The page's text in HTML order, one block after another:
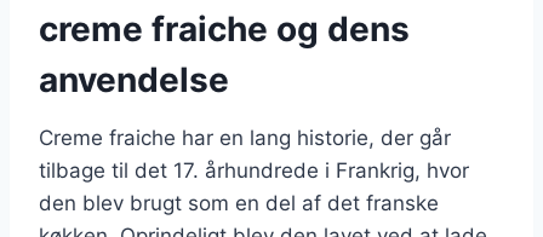
creme fraiche og dens
anvendelse
Creme fraiche har en lang historie, der går
tilbage til det 17. århundrede i Frankrig, hvor
den blev brugt som en del af det franske